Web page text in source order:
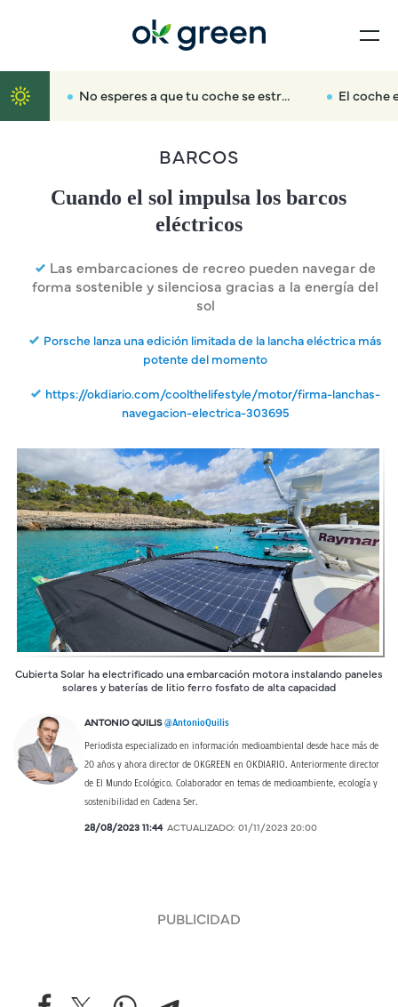
No esperes a que tu coche se estropee del todo: la ciencia calcula cuándo debes pasarte al eléctrico El coche eléctrico de
BARCOS
Cuando el sol impulsa los barcos
eléctricos
Las embarcaciones de recreo pueden navegar de
forma sostenible y silenciosa gracias a la energía del
sol
Porsche lanza una edición limitada de la lancha eléctrica más
potente del momento
https://okdiario.com/coolthelifestyle/motor/firma-lanchas-
navegacion-electrica-303695
Cubierta Solar ha electrificado una embarcación motora instalando paneles
solares y baterías de litio ferro fosfato de alta capacidad
ANTONIO QUILIS @AntonioQuilis
Periodista especializado en información medioambiental desde hace más de
20 años y ahora director de OKGREEN en OKDIARIO. Anteriormente director
de El Mundo Ecológico. Colaborador en temas de medioambiente, ecología y
sostenibilidad en Cadena Ser.
28/08/2023 11:44 ACTUALIZADO: 01/11/2023 20:00